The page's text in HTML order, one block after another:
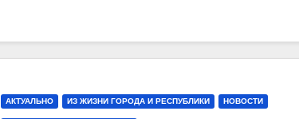
АКТУАЛЬНО ИЗ ЖИЗНИ ГОРОДА И РЕСПУБЛИКИ НОВОСТИ